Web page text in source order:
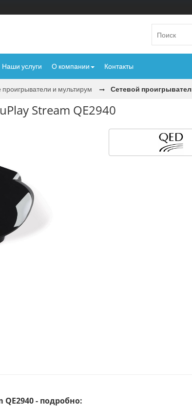
Наши услуги О компании Контакты
и мультирум Сетевой
Stream QE2940
- подробно: